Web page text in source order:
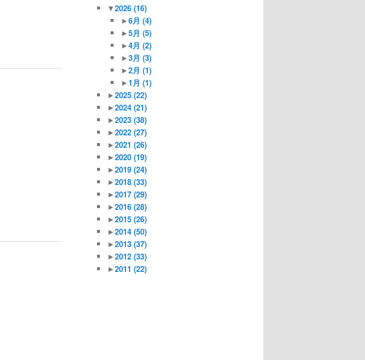
▼2026 (16)
►6月 (4)
►5月 (5)
►4月 (2)
►3月 (3)
►2月 (1)
►1月 (1)
►2025 (22)
►2024 (21)
►2023 (38)
►2022 (27)
►2021 (26)
►2020 (19)
►2019 (24)
►2018 (33)
►2017 (29)
►2016 (28)
►2015 (26)
►2014 (50)
►2013 (37)
►2012 (33)
►2011 (22)